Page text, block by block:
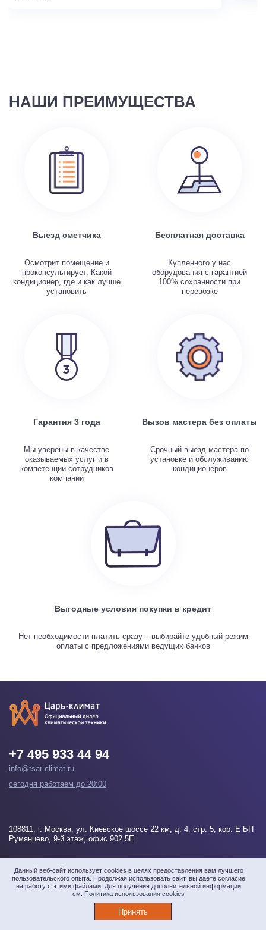
Данный веб-сайт использует cookies в целях предоставления вам лучшего
пользовательского опыта. Продолжая использовать сайт, вы даете согласие
на работу с этими файлами. Для получения дополнительной информации
см. Политика использования cookies
Принять
НАШИ ПРЕИМУЩЕСТВА
Выезд сметчика
Осмотрит помещение и
проконсультирует, Какой
кондиционер, где и как лучше
установить
Бесплатная доставка
Купленного у нас
оборудования с гарантией
100% сохранности при
перевозке
Гарантия 3 года
Мы уверены в качестве
оказываемых услуг и в
компетенции сотрудников
компании
Вызов мастера без оплаты
Срочный выезд мастера по
установке и обслуживанию
кондиционеров
Выгодные условия покупки в кредит
Нет необходимости платить сразу – выбирайте удобный режим
оплаты с предложениями ведущих банков
+7 495 933 44 94
info@tsar-climat.ru
сегодня работаем до 20:00
108811, г. Москва, ул. Киевское шоссе 22 км, д. 4, стр. 5, кор. Е БП
Румянцево, 9-й этаж, офис 902 5Е.
Напишите нам
© 2026 «Царь-климат» Все права защищены